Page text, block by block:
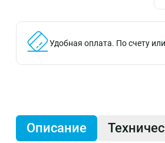
Удобная оплата. По счету
Описание